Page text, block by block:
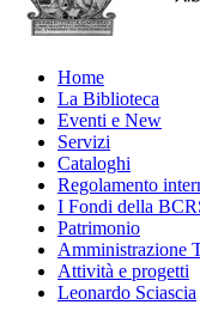
Home
La Biblioteca
Eventi e New
Servizi
Cataloghi
Regolamento
I Fondi della
Patrimonio
Amministrazione
Attività e progetti
Leonardo Sciascia